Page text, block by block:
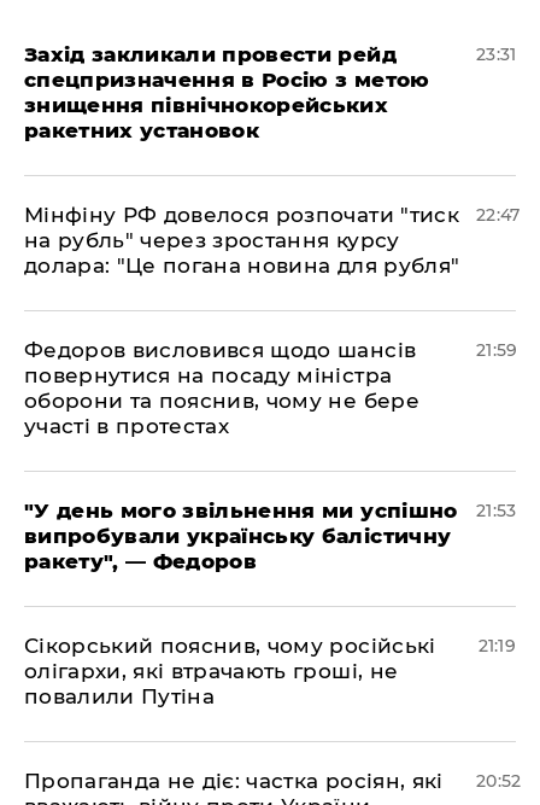
​Захід закликали провести рейд
спецпризначення в Росію з метою
знищення північнокорейських
ракетних установок
23:31
​Мінфіну РФ довелося розпочати "тиск
на рубль" через зростання курсу
долара: "Це погана новина для рубля"
22:47
​Федоров висловився щодо шансів
повернутися на посаду міністра
оборони та пояснив, чому не бере
участі в протестах
21:59
​"У день мого звільнення ми успішно
випробували українську балістичну
ракету", — Федоров
21:53
​Сікорський пояснив, чому російські
олігархи, які втрачають гроші, не
повалили Путіна
21:19
​Пропаганда не діє: частка росіян, які
20:52